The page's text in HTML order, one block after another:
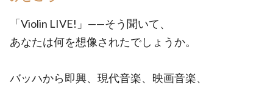
「Violin LIVE!」——そう聞いて、
あなたは何を想像されたでしょうか。
バッハから即興、現代音楽、映画音楽、